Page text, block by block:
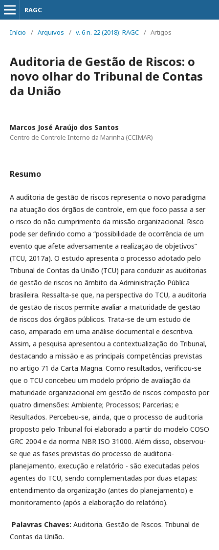
RAGC
Início / Arquivos / v. 6 n. 22 (2018): RAGC / Artigos
Auditoria de Gestão de Riscos: o
novo olhar do Tribunal de Contas
da União
Marcos José Araújo dos Santos
Centro de Controle Interno da Marinha (CCIMAR)
Resumo
A auditoria de gestão de riscos representa o novo paradigma
na atuação dos órgãos de controle, em que foco passa a ser
o risco do não cumprimento da missão organizacional. Risco
pode ser definido como a “possibilidade de ocorrência de um
evento que afete adversamente a realização de objetivos”
(TCU, 2017a). O estudo apresenta o processo adotado pelo
Tribunal de Contas da União (TCU) para conduzir as auditorias
de gestão de riscos no âmbito da Administração Pública
brasileira. Ressalta-se que, na perspectiva do TCU, a auditoria
de gestão de riscos permite avaliar a maturidade de gestão
de riscos dos órgãos públicos. Trata-se de um estudo de
caso, amparado em uma análise documental e descritiva.
Assim, a pesquisa apresentou a contextualização do Tribunal,
destacando a missão e as principais competências previstas
no artigo 71 da Carta Magna. Como resultados, verificou-se
que o TCU concebeu um modelo próprio de avaliação da
maturidade organizacional em gestão de riscos composto por
quatro dimensões: Ambiente; Processos; Parcerias; e
Resultados. Percebeu-se, ainda, que o processo de auditoria
proposto pelo Tribunal foi elaborado a partir do modelo COSO
GRC 2004 e da norma NBR ISO 31000. Além disso, observou-
se que as fases previstas do processo de auditoria-
planejamento, execução e relatório - são executadas pelos
agentes do TCU, sendo complementadas por duas etapas:
entendimento da organização (antes do planejamento) e
monitoramento (após a elaboração do relatório).
Palavras Chaves: Auditoria. Gestão de Riscos. Tribunal de
Contas da União.